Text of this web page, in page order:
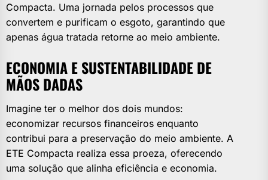
Compacta. Uma jornada pelos processos que
convertem e purificam o esgoto, garantindo que
apenas água tratada retorne ao meio ambiente.
ECONOMIA E SUSTENTABILIDADE DE
MÃOS DADAS
Imagine ter o melhor dos dois mundos:
economizar recursos financeiros enquanto
contribui para a preservação do meio ambiente. A
ETE Compacta realiza essa proeza, oferecendo
uma solução que alinha eficiência e economia.